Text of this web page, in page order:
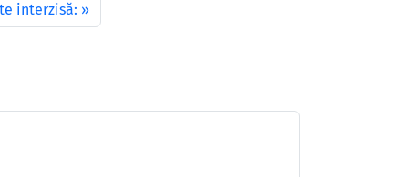
interzisă: